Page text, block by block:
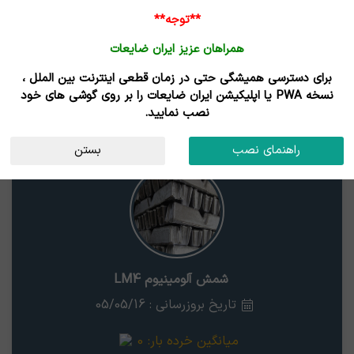
نتایج جستجوی قیمت
استان
شمش آلومینیوم LM4
تاریخ بروزرسانی : 05/05/16
میانگین خرده بار: 0
**توجه**
همراهان عزیز ایران ضایعات
برای دسترسی همیشگی حتی در زمان قطعی اینترنت بین الملل ،
نسخه PWA یا اپلیکیشن ایران ضایعات را بر روی گوشی های خود
نصب نمایید.
راهنمای نصب بستن